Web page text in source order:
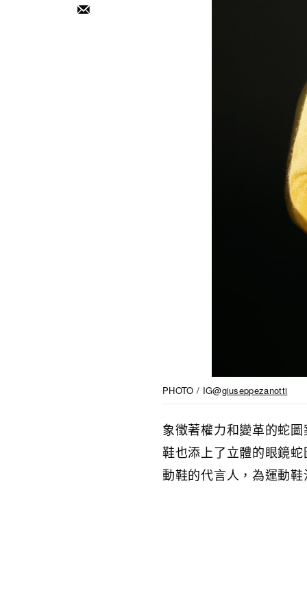
PHOTO / IG@giuseppezanotti
象徵著權力和變革的蛇
鞋也添上了立體的眼鏡
動鞋的代言人，為運動